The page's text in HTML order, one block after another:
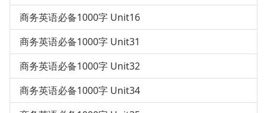
商务英语必备1000字 Unit16
商务英语必备1000字 Unit31
商务英语必备1000字 Unit32
商务英语必备1000字 Unit34